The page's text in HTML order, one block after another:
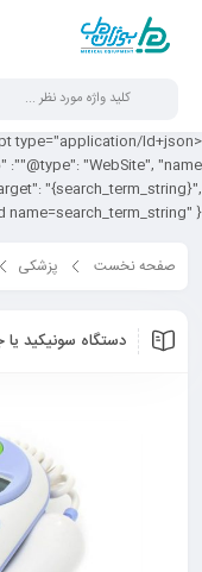
"{search_term_string}",
} } </script>
صفحه نخست پزشکی
دستگاه سونیکید